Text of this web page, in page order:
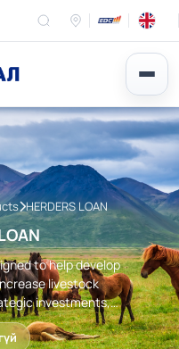
HERDERS LOAN
to help develop
livestock
investments,
income patterns.
through our 21